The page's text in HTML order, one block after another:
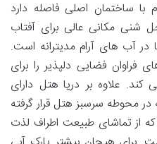
ساختمان اصلی فاصله دارد
شنی مکانی عالی برای آفتاب
در آب های آرام مدیترانه است.
فضایی دلپذیر را برای
علاوه بر دریا هتل دارای
محوطه سرسبز هتل قرار گرفته
از تماشای طبیعت اطراف لذت